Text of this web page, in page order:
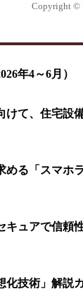
Copyright ©
年4～6月）
けて、住宅設
める「スマホ
キュアで信頼
化技術」解説